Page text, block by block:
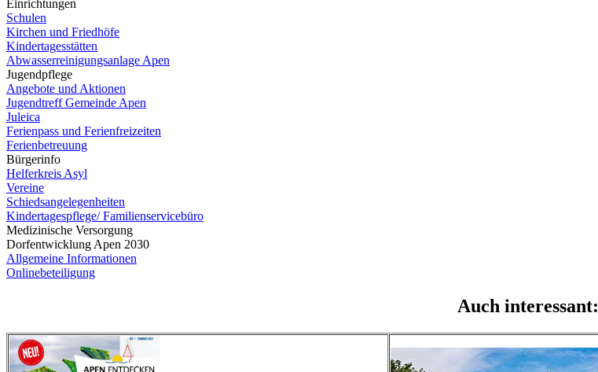
Einrichtungen
Schulen
Kirchen und Friedhöfe
Kindertagesstätten
Abwasserreinigungsanlage Apen
Jugendpflege
Angebote und Aktionen
Jugendtreff Gemeinde Apen
Juleica
Ferienpass und Ferienfreizeiten
Ferienbetreuung
Bürgerinfo
Helferkreis Asyl
Vereine
Schiedsangelegenheiten
Kindertagespflege/ Familienservicebüro
Medizinische Versorgung
Dorfentwicklung Apen 2030
Allgemeine Informationen
Onlinebeteiligung
Auch interessant: